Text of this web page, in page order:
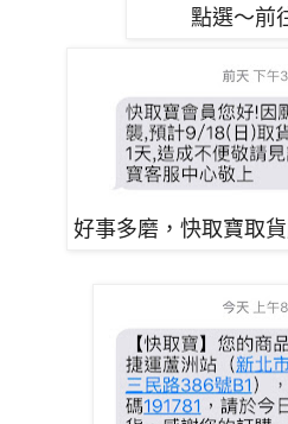
點選～前
好事多磨，快取寶取